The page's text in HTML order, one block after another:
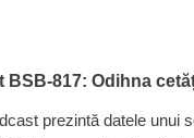
BSB-817: Odihna
prezintă datele unui